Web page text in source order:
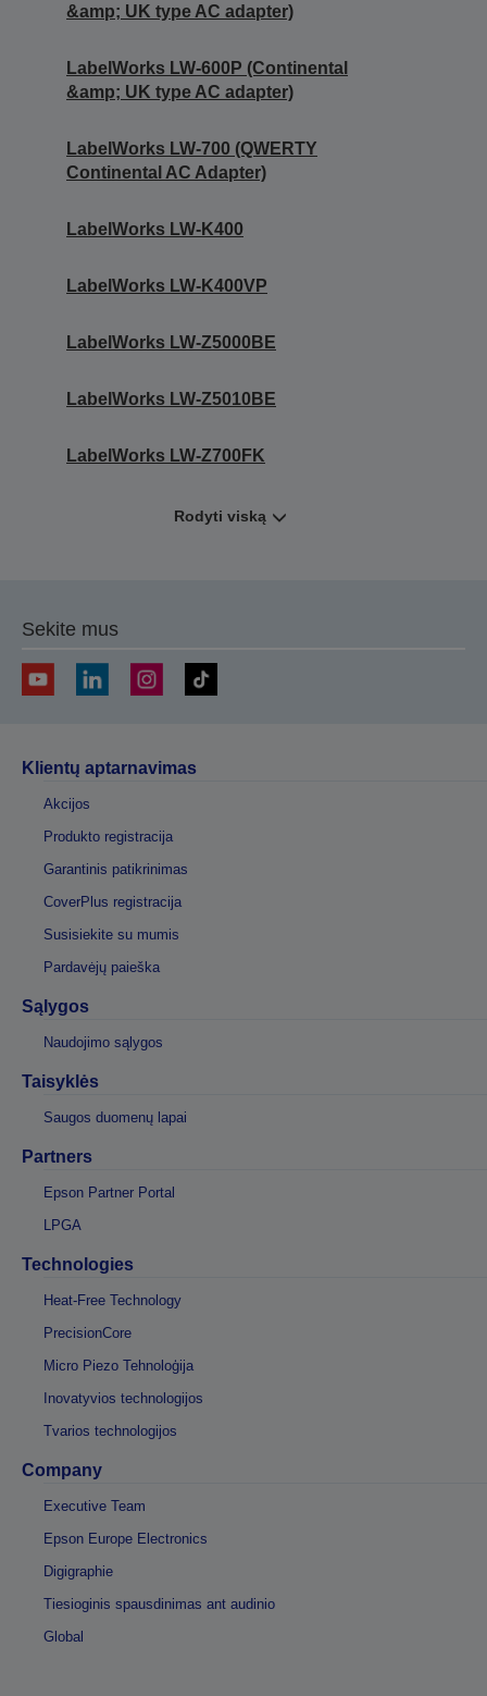
&amp; UK type AC adapter)
LabelWorks LW-600P (Continental
&amp; UK type AC adapter)
LabelWorks LW-700 (QWERTY
Continental AC Adapter)
LabelWorks LW-K400
LabelWorks LW-K400VP
LabelWorks LW-Z5000BE
LabelWorks LW-Z5010BE
LabelWorks LW-Z700FK
Rodyti viską
Sekite mus
Klientų aptarnavimas
Akcijos
Produkto registracija
Garantinis patikrinimas
CoverPlus registracija
Susisiekite su mumis
Pardavėjų paieška
Sąlygos
Naudojimo sąlygos
Taisyklės
Saugos duomenų lapai
Partners
Epson Partner Portal
LPGA
Technologies
Heat-Free Technology
PrecisionCore
Micro Piezo Tehnoloģija
Inovatyvios technologijos
Tvarios technologijos
Company
Executive Team
Epson Europe Electronics
Digigraphie
Tiesioginis spausdinimas ant audinio
Global